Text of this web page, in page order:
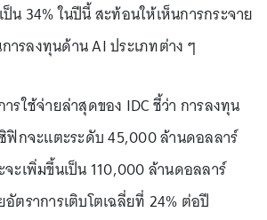
น 34% ในปีนี้ สะท้อนให้เห็นการกระจาย
รลงทุนด้าน AI ประเภทต่าง ๆ
ารใช้จ่ายล่าสุดของ IDC ชี้ว่า การลงทุน
ฟิกจะแตะระดับ 45,000 ล้านดอลลาร์
ะเพิ่มขึ้นเป็น 110,000 ล้านดอลลาร์
ตราการเติบโตเฉลี่ยที่ 24% ต่อปี